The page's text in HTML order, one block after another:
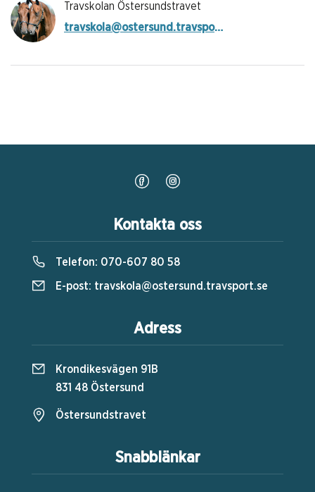
Travskolan Östersundstravet
travskola@ostersund.travsport.se
Snabblänkar
Kontakta oss
Telefon: 070-607 80 58
E-post: travskola@ostersund.travsport.se
Adress
Krondikesvägen 91B
831 48 Östersund
Östersundstravet